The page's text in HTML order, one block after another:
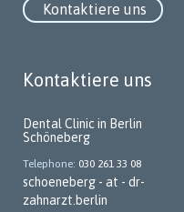
Kontaktiere uns
Kontaktiere uns
Dental Clinic in Berlin
Schöneberg
Telephone 030 261 33 08
schoeneberg - at - dr-
zahnarzt.berlin